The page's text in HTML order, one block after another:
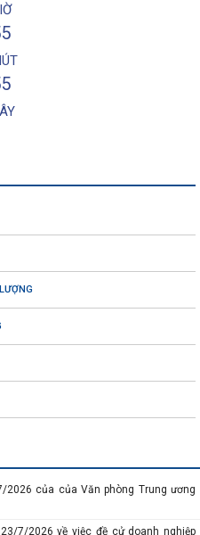
2026 của của Văn phòng Trung ương
7/2026 về việc đề cử doanh nghiệp